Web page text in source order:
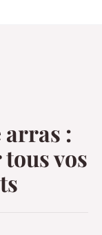
:
vos